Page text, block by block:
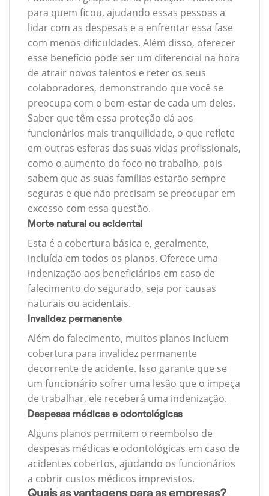
para quem ficou, ajudando essas pessoas a
lidar com as despesas e a enfrentar essa fase
com menos dificuldades. Além disso, oferecer
esse benefício pode ser um diferencial na hora
de atrair novos talentos e reter os seus
colaboradores, demonstrando que você se
preocupa com o bem-estar de cada um deles.
Saber que têm essa proteção dá aos
funcionários mais tranquilidade, o que reflete
em outras esferas das suas vidas profissionais,
como o aumento do foco no trabalho, pois
sabem que as suas famílias estarão sempre
seguras e que não precisam se preocupar em
excesso com essa questão.
Morte natural ou acidental
Esta é a cobertura básica e, geralmente,
incluída em todos os planos. Oferece uma
indenização aos beneficiários em caso de
falecimento do segurado, seja por causas
naturais ou acidentais.
Invalidez permanente
Além do falecimento, muitos planos incluem
cobertura para invalidez permanente
decorrente de acidente. Isso garante que se
um funcionário sofrer uma lesão que o impeça
de trabalhar, ele receberá uma indenização.
Despesas médicas e odontológicas
Alguns planos permitem o reembolso de
despesas médicas e odontológicas em caso de
acidentes cobertos, ajudando os funcionários
a cobrir custos médicos imprevistos.
Quais as vantagens para as empresas?